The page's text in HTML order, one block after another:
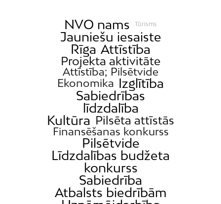
NVO nams Tūrisms
Jauniešu iesaiste
Rīga Attīstība
Projekta aktivitāte
Attīstība; Pilsētvide
Ekonomika Izglītība
Sabiedrības
līdzdalība
Kultūra Pilsēta attīstās
Finansēšanas konkurss
Pilsētvide
Līdzdalības budžeta
konkurss
Sabiedrība
Atbalsts biedrībām